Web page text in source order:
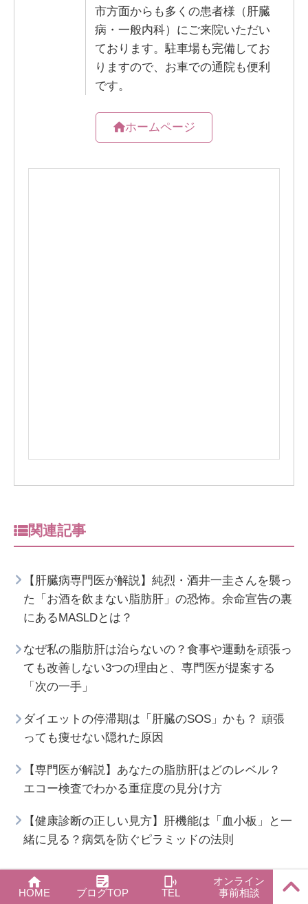
市方面からも多くの患者様（肝臓
病・一般内科）にご来院いただい
ております。駐車場も完備してお
りますので、お車での通院も便利
です。
ホームページ
関連記事
【肝臓病専門医が解説】純烈・酒井一圭さんを襲っ
た「お酒を飲まない脂肪肝」の恐怖。余命宣告の裏
にあるMASLDとは？
なぜ私の脂肪肝は治らないの？食事や運動を頑張っ
ても改善しない3つの理由と、専門医が提案する
「次の一手」
ダイエットの停滞期は「肝臓のSOS」かも？ 頑張
っても痩せない隠れた原因
【専門医が解説】あなたの脂肪肝はどのレベル？
エコー検査でわかる重症度の見分け方
【健康診断の正しい見方】肝機能は「血小板」と一
緒に見る？病気を防ぐピラミッドの法則
HOME ブログTOP TEL
オンライン
事前相談
PAGE
TOP